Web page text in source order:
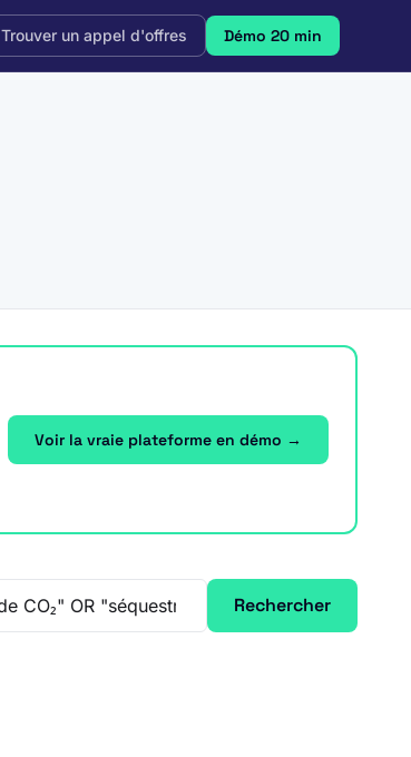
Trouver un appel d'offres Démo 20 min
Voir la vraie plateforme en démo →
Rechercher